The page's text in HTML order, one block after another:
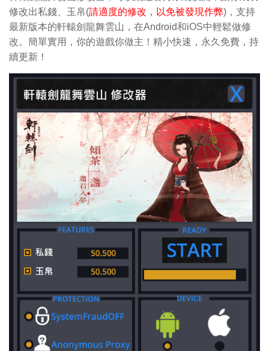
修改出私錢、玉帛(請適度的修改，以免被發現作弊)，支持
最新版本的軒轅劍龍舞雲山，在Android和iOS中輕鬆做修
改。簡單實用，你的遊戲你做主！精小快速，永久免費，持
續更新！